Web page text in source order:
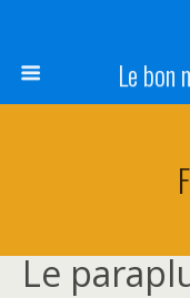
Le bon
Le